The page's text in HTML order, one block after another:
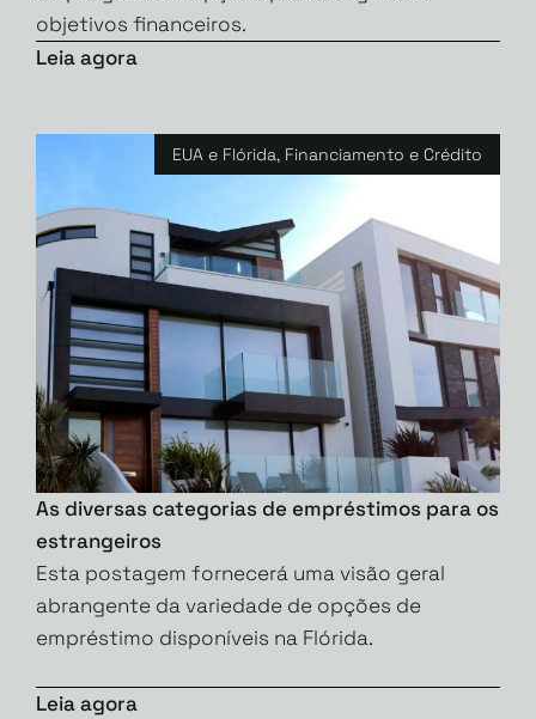
objetivos financeiros.
Leia agora
EUA e Flórida, Financiamento e Crédito
As diversas categorias de empréstimos para os
estrangeiros
Esta postagem fornecerá uma visão geral
abrangente da variedade de opções de
empréstimo disponíveis na Flórida.
Leia agora